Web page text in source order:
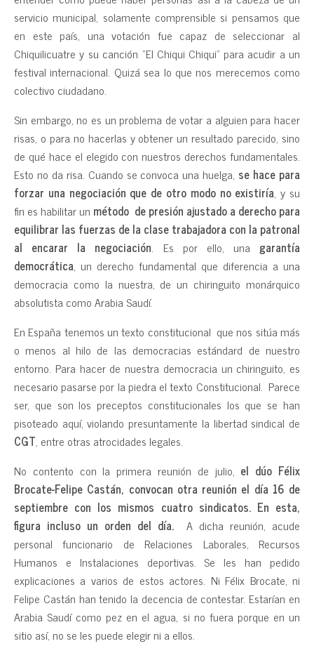
servicio municipal, solamente comprensible si pensamos que
en este país, una votación fue capaz de seleccionar al
Chiquilicuatre y su canción “El Chiqui Chiqui” para acudir a un
festival internacional. Quizá sea lo que nos merecemos como
colectivo ciudadano.
Sin embargo, no es un problema de votar a alguien para hacer
risas, o para no hacerlas y obtener un resultado parecido, sino
de qué hace el elegido con nuestros derechos fundamentales.
Esto no da risa. Cuando se convoca una huelga, se hace para
forzar una negociación que de otro modo no existiría, y su
fin es habilitar un método de presión ajustado a derechopara
equilibrar las fuerzas de la clase trabajadora con la patronal
al encarar la negociación. Es por ello, una garantía
democrática, un derecho fundamental que diferencia a una
democracia como la nuestra, de un chiringuito monárquico
absolutista como Arabia Saudí.
En España tenemos un texto constitucional que nos sitúa más
o menos al hilo de las democracias estándard de nuestro
entorno. Para hacer de nuestra democracia un chiringuito, es
necesario pasarse por la piedra el texto Constitucional. Parece
ser, que son los preceptos constitucionales los que se han
pisoteado aquí, violando presuntamente la libertad sindical de
CGT, entre otras atrocidades legales.
No contento con la primera reunión de julio, el dúo Félix
Brocate-Felipe Castán, convocan otra reunión el día 16 de
septiembre con los mismos cuatro sindicatos. En esta,
figura incluso un orden del día.
A dicha reunión, acude
personal funcionario de Relaciones Laborales, Recursos
Humanos e Instalaciones deportivas. Se les han pedido
explicaciones a varios de estos actores. Ni Félix Brocate, ni
Felipe Castán han tenido la decencia de contestar. Estarían en
Arabia Saudí como pez en el agua, si no fuera porque en un
sitio así, no se les puede elegir ni a ellos.